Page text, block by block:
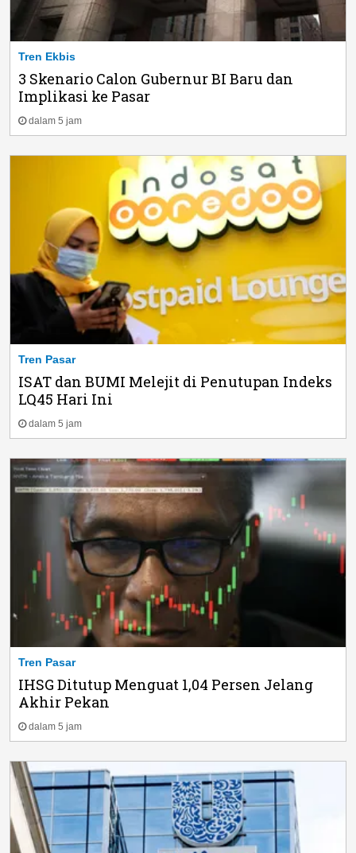
Tren Ekbis
3 Skenario Calon Gubernur BI Baru dan
Implikasi ke Pasar
dalam 5 jam
Tren Pasar
ISAT dan BUMI Melejit di Penutupan Indeks
LQ45 Hari Ini
dalam 5 jam
Tren Pasar
IHSG Ditutup Menguat 1,04 Persen Jelang
Akhir Pekan
dalam 5 jam